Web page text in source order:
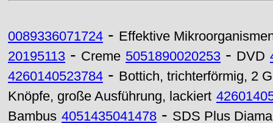
0089336071724 - Effektive
20195113 - Creme 5051890020253 - DVD
4260140523784 - Bottich, trichterförmig, 2
Knöpfe, große Ausführung, lackiert
Bambus 4051435041478 - SDS Plus